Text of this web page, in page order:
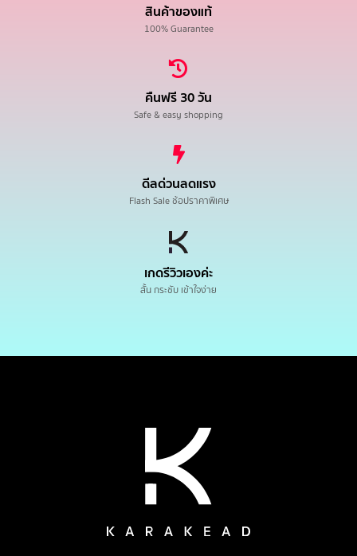
สินค้าของแท้
100% Guarantee
คืนฟรี 30 วัน
Safe & easy shopping
ดีลด่วนลดแรง
Flash Sale ช้อปราคาพิเศษ
เกดรีวิวเองค่ะ
สั้น กระชับ เข้าใจง่าย